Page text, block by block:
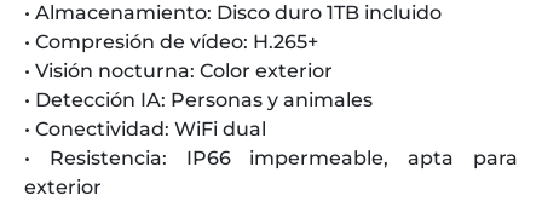
• Almacenamiento: Disco duro 1TB incluido
• Compresión de vídeo: H.265+
• Visión nocturna: Color exterior
• Detección IA: Personas y animales
• Conectividad: WiFi dual
• Resistencia: IP66 impermeable, apta para
exterior